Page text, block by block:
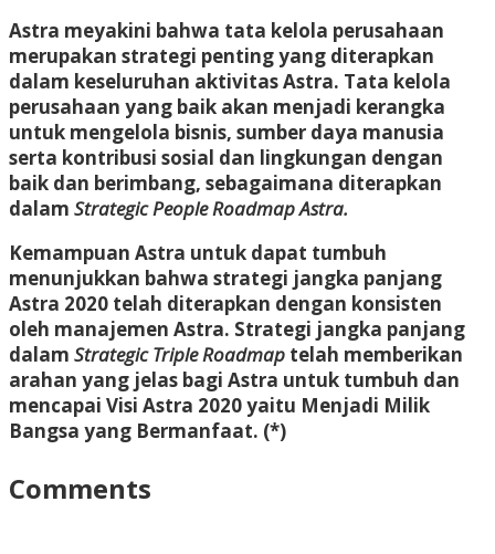
Astra meyakini bahwa tata kelola perusahaan
merupakan strategi penting yang diterapkan
dalam keseluruhan aktivitas Astra. Tata kelola
perusahaan yang baik akan menjadi kerangka
untuk mengelola bisnis, sumber daya manusia
serta kontribusi sosial dan lingkungan dengan
baik dan berimbang, sebagaimana diterapkan
dalam Strategic People Roadmap Astra.
Kemampuan Astra untuk dapat tumbuh
menunjukkan bahwa strategi jangka panjang
Astra 2020 telah diterapkan dengan konsisten
oleh manajemen Astra. Strategi jangka panjang
dalam Strategic Triple Roadmap telah memberikan
arahan yang jelas bagi Astra untuk tumbuh dan
mencapai Visi Astra 2020 yaitu Menjadi Milik
Bangsa yang Bermanfaat. (*)
Comments